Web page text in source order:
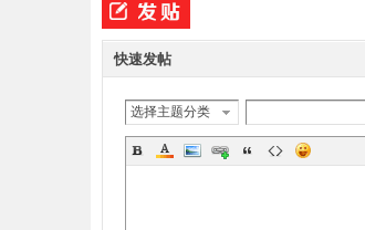
快速发帖
选择主题分类